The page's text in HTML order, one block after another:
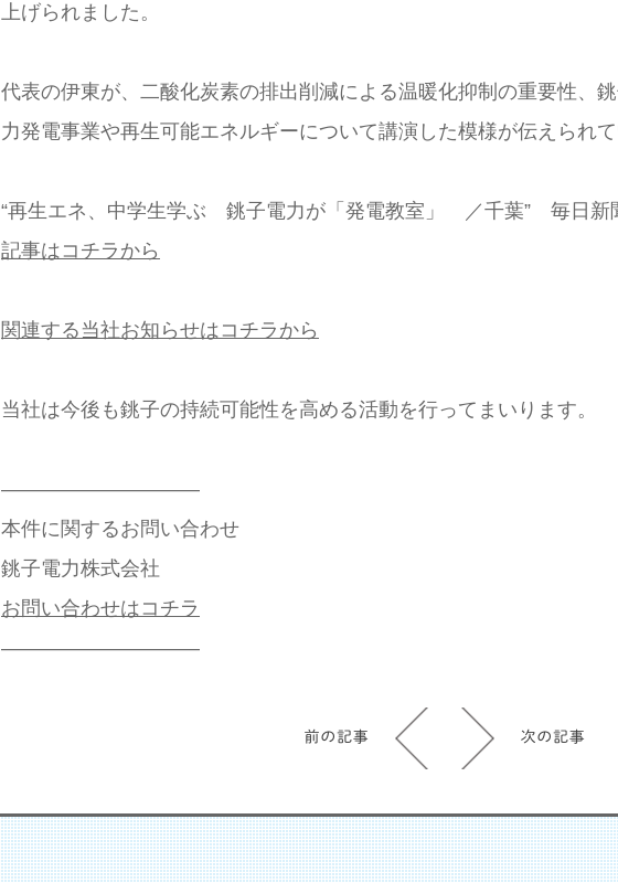
上げられました。
代表の伊東が、二酸化炭素の排出削減による温暖化抑制の重要性、
力発電事業や再生可能エネルギーについて講演した模様が伝えられて
“再生エネ、中学生学ぶ 銚子電力が「発電教室」 ／千葉” 毎日
記事はコチラから
関連する当社お知らせはコチラから
当社は今後も銚子の持続可能性を高める活動を行ってまいります。
——————————
本件に関するお問い合わせ
銚子電力株式会社
お問い合わせはコチラ
——————————